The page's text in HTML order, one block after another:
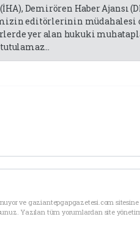
Demirören Haber Ajansı
editörlerinin müdahalesi
yer alan hukuki
ve gaziantepgapgazetesi.com
Yazılan tüm yorumlardan site